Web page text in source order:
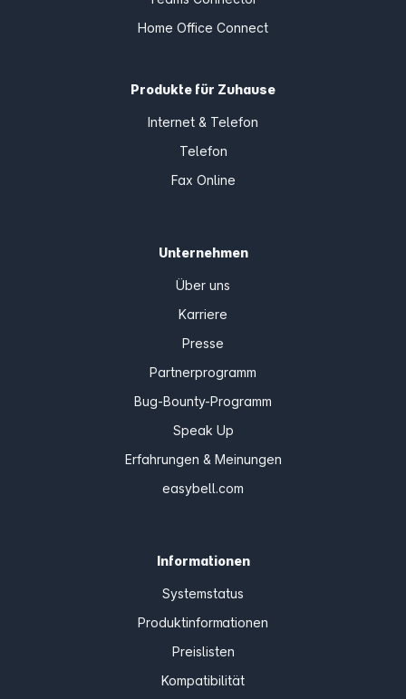
Home Office Connect
Produkte für Zuhause
Internet & Telefon
Telefon
Fax Online
Unternehmen
Über uns
Karriere
Presse
Partnerprogramm
Bug-Bounty-Programm
Speak Up
Erfahrungen & Meinungen
easybell.com
Informationen
Systemstatus
Produktinformationen
Preislisten
Kompatibilität